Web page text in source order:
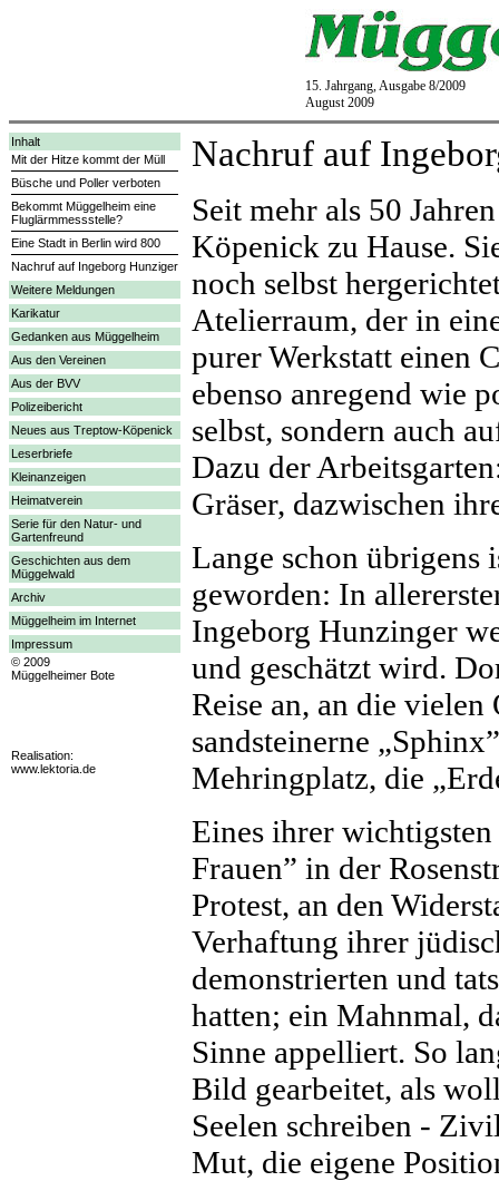
15. Jahrgang, Ausgabe 8/2009
August 2009
Inhalt
Mit der Hitze kommt der Müll
Büsche und Poller verboten
Bekommt Müggelheim eine
Fluglärmmessstelle?
Eine Stadt in Berlin wird 800
Nachruf auf Ingeborg Hunziger
Weitere Meldungen
Karikatur
Gedanken aus Müggelheim
Aus den Vereinen
Aus der BVV
Polizeibericht
Neues aus Treptow-Köpenick
Leserbriefe
Kleinanzeigen
Heimatverein
Serie für den Natur- und
Gartenfreund
Geschichten aus dem
Müggelwald
Archiv
Müggelheim im Internet
Impressum
© 2009
Müggelheimer Bote
Realisation:
www.lektoria.de
Nachruf auf
Seit mehr als 50
Köpenick zu Hause.
noch selbst
Atelierraum, der in
purer Werkstatt einen
ebenso anregend wie
selbst, sondern auch
Dazu der
Gräser, dazwischen
Lange schon übrigens
geworden: In
Ingeborg Hunzinger
und geschätzt wird.
Reise an, an die
sandsteinerne
Mehringplatz, die
Eines ihrer
Frauen” in der
Protest, an den
Verhaftung ihrer
demonstrierten und
hatten; ein Mahnmal,
Sinne appelliert. So
Bild gearbeitet, als
Seelen schreiben -
Mut, die eigene